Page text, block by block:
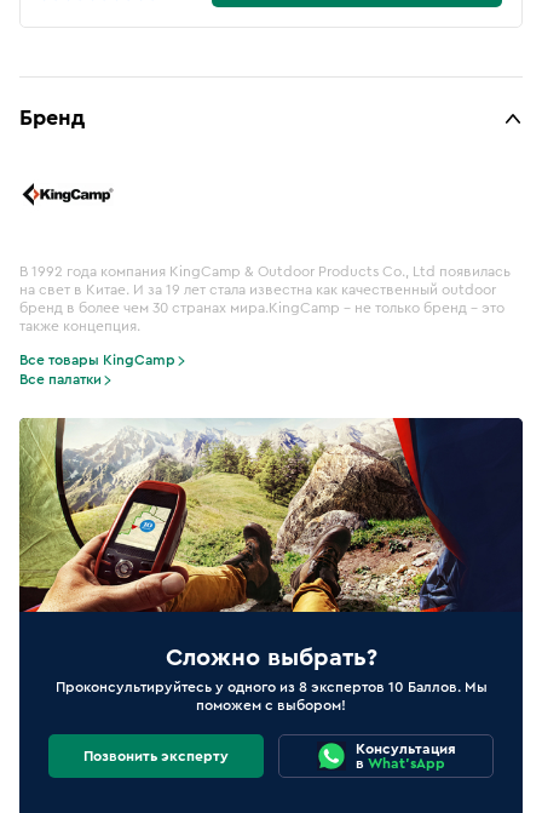
Бренд
В 1992 года компания KingCamp & Outdoor Products Co., Ltd появилась
на свет в Китае. И за 19 лет стала известна как качественный outdoor
бренд в более чем 30 странах мира.KingСamp – не только бренд – это
также концепция.
Все товары KingCamp
Все палатки
Сложно выбрать?
Проконсультируйтесь у одного из 8 экспертов 10 Баллов. Мы
поможем с выбором!
Позвонить эксперту
Консультация
в What'sApp